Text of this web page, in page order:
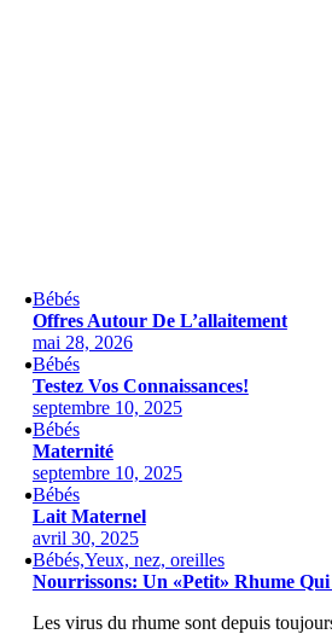
Bébés
Offres Autour De L’allaitement
mai 28, 2026
Bébés
Testez Vos Connaissances!
septembre 10, 2025
Bébés
Maternité
septembre 10, 2025
Bébés
Lait Maternel
avril 30, 2025
Bébés,Yeux, nez, oreilles
Nourrissons: Un «petit» Rhume Qui
Les virus du rhume sont depuis